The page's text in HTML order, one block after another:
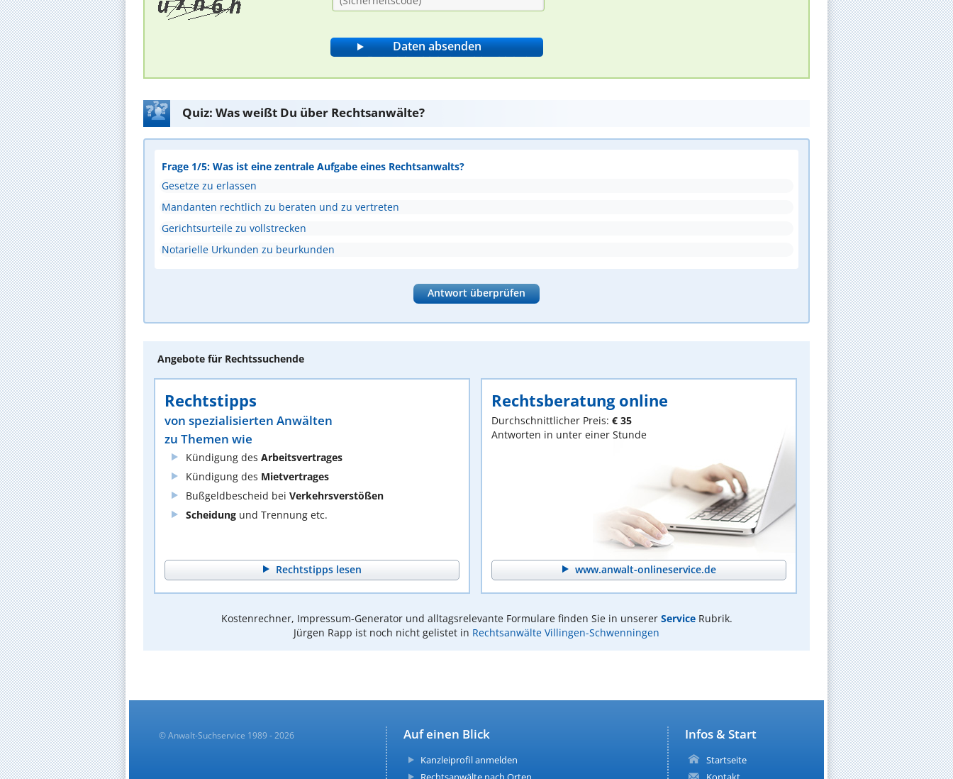
Quiz: Was weißt Du über Rechtsanwälte?
Frage 1/5: Was ist eine zentrale Aufgabe eines Rechtsanwalts?
Gesetze zu erlassen
Mandanten rechtlich zu beraten und zu vertreten
Gerichtsurteile zu vollstrecken
Notarielle Urkunden zu beurkunden
Antwort überprüfen
Angebote für Rechtssuchende
Rechtstipps
von spezialisierten Anwälten
zu Themen wie
Kündigung des Arbeitsvertrages
Kündigung des Mietvertrages
Bußgeldbescheid bei Verkehrsverstößen
Scheidung und Trennung etc.
Rechtstipps lesen
Rechtsberatung online
Durchschnittlicher Preis: € 35
Antworten in unter einer Stunde
www.anwalt-onlineservice.de
Kostenrechner, Impressum-Generator und alltagsrelevante Formulare finden Sie in unserer ServiceRubrik.
Jürgen Rapp ist noch nicht gelistet in Rechtsanwälte Villingen-Schwenningen
Infos & Start
Startseite
Auf einen Blick
Kanzleiprofil anmelden
© Anwalt-Suchservice 1989 - 2026